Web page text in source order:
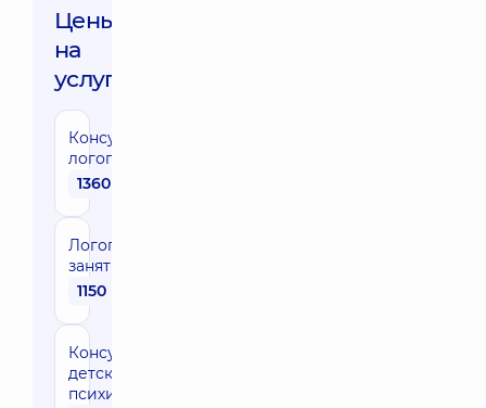
Цены
на
услуги:
Консультация
логопеда
1360 грн
Логопедические
занятие (45 мин)
1150 грн
Консультация
детского
психиатра